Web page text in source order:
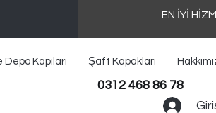
EN İYİ
Depo Kapıları Şaft Kapakları
0312 468 86 78